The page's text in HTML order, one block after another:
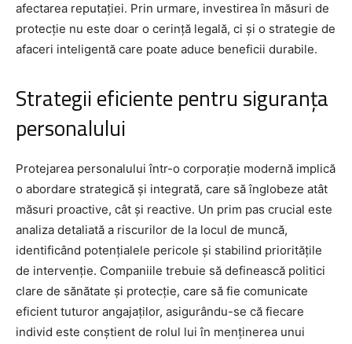
afectarea reputației. Prin urmare, investirea în măsuri de
protecție nu este doar o cerință legală, ci și o strategie de
afaceri inteligentă care poate aduce beneficii durabile.
Strategii eficiente pentru siguranța
personalului
Protejarea personalului într-o corporație modernă implică
o abordare strategică și integrată, care să înglobeze atât
măsuri proactive, cât și reactive. Un prim pas crucial este
analiza detaliată a riscurilor de la locul de muncă,
identificând potențialele pericole și stabilind prioritățile
de intervenție. Companiile trebuie să definească politici
clare de sănătate și protecție, care să fie comunicate
eficient tuturor angajaților, asigurându-se că fiecare
individ este conștient de rolul lui în menținerea unui